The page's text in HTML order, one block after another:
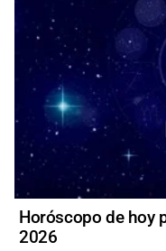
Horóscopo de hoy
2026